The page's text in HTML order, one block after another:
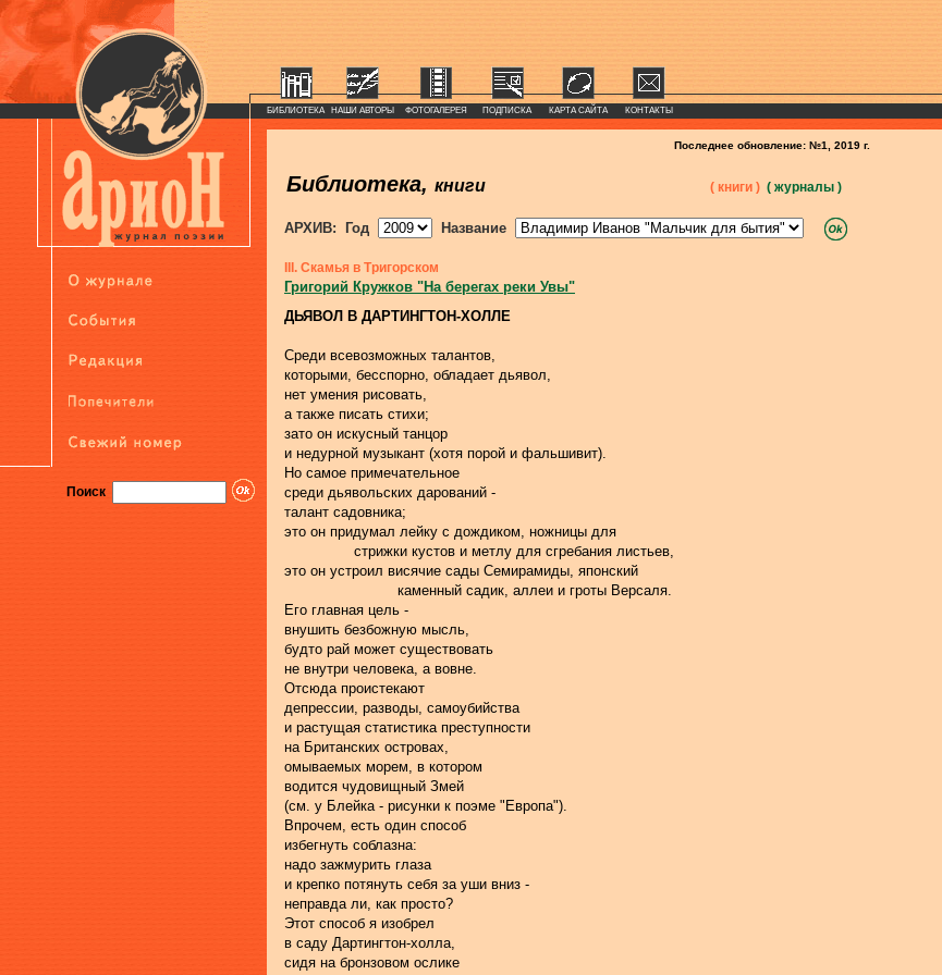
Поиск
БИБЛИОТЕКА НАШИ АВТОРЫ ФОТОГАЛЕРЕЯ ПОДПИСКА КАРТА САЙТА КОНТАКТЫ
Последнее обновление: №1, 2019 г.
Библиотека, книги ( книги ) ( журналы )
АРХИВ: Год Название
III. Скамья в Тригорском
Григорий Кружков "На берегах реки Увы"
ДЬЯВОЛ В ДАРТИНГТОН-ХОЛЛЕ
Среди всевозможных талантов,
которыми, бесспорно, обладает дьявол,
нет умения рисовать,
а также писать стихи;
зато он искусный танцор
и недурной музыкант (хотя порой и фальшивит).
Но самое примечательное
среди дьявольских дарований -
талант садовника;
это он придумал лейку с дождиком, ножницы для
                стрижки кустов и метлу для сгребания листьев,
это он устроил висячие сады Семирамиды, японский
                          каменный садик, аллеи и гроты Версаля.
Его главная цель -
внушить безбожную мысль,
будто рай может существовать
не внутри человека, а вовне.
Отсюда проистекают
депрессии, разводы, самоубийства
и растущая статистика преступности
на Британских островах,
омываемых морем, в котором
водится чудовищный Змей
(см. у Блейка - рисунки к поэме "Европа").
Впрочем, есть один способ
избегнуть соблазна:
надо зажмурить глаза
и крепко потянуть себя за уши вниз -
неправда ли, как просто?
Этот способ я изобрел
в саду Дартингтон-холла,
сидя на бронзовом ослике